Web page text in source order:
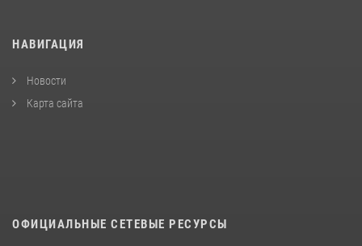
НАВИГАЦИЯ
Новости
Карта сайта
ОФИЦИАЛЬНЫЕ СЕТЕВЫЕ РЕСУРСЫ